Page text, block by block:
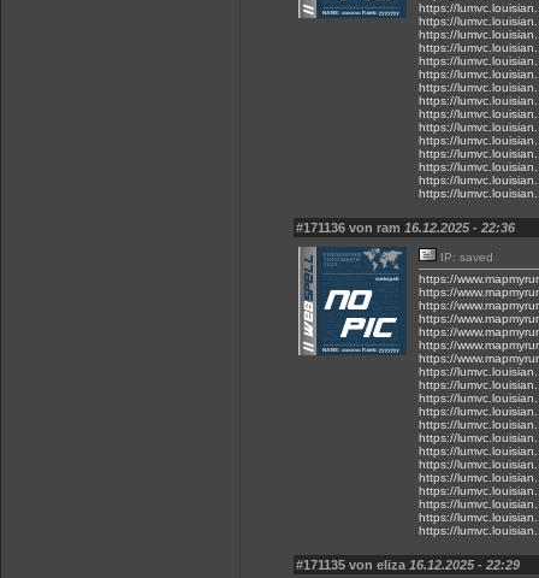
https://
https://
https://
https://
https://
https://
https://
https://
https://
https://
https://
https://
https://
https://
https://
#171136 von ram 16.12.2025 - 22:36
IP: saved
https://
https://
https://
https://
https://
https://
https://
https://
https://
https://
https://
https://
https://
https://
https://
https://
https://
https://
https://
https://
#171135 von eliza 16.12.2025 - 22:29